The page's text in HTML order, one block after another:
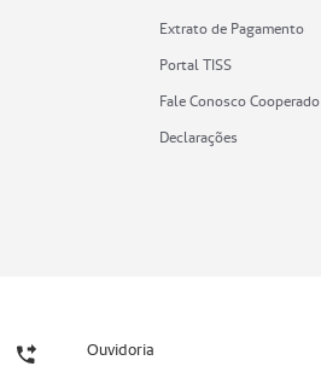
Extrato de Pagamento
Portal TISS
Fale Conosco Cooperado
Declarações
Ouvidoria